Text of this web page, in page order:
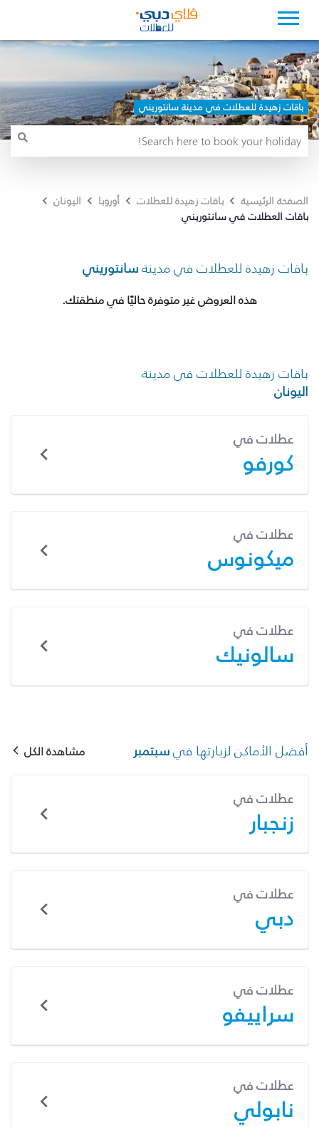
باقات زهيدة للعطلات في مدينة سانتوريني
الصفحة الرئيسية باقات زهيدة للعطلات أوروبا
اليونان
باقات العطلات في سانتوريني
باقات زهيدة للعطلات في مدينةسانتوريني
هذه العروض غير متوفرة حاليًا في منطقتك.
باقات زهيدة للعطلات في مدينة
اليونان
عطلات في
كورفو
عطلات في
ميكونوس
عطلات في
سالونيك
أفضل الأماكن لزيارتها فيسبتمبر مشاهدة الكل
عطلات في
زنجبار
عطلات في
دبي
عطلات في
سراييفو
عطلات في
نابولي